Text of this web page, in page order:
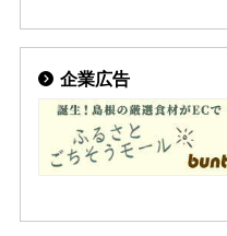
企業広告